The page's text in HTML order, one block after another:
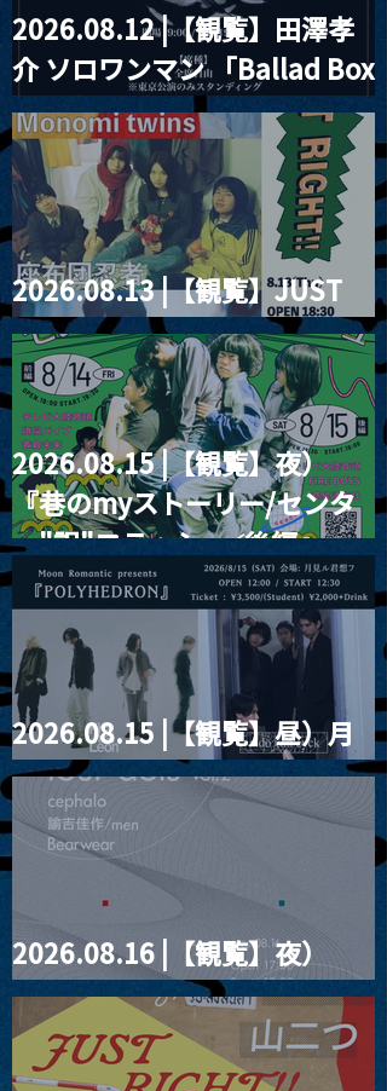
2026.08.12 |【観覧】田澤孝
介 ソロワンマン 「Ballad Box
2026」
2026.08.13 |【観覧】JUST
RIGHT!! vol.26
2026.08.15 |【観覧】夜）
『巷のmyストーリー/センタ
ー"訳"フラッシュ⚡️後編』
2026.08.15 |【観覧】昼）月
見ルpre.『POLYHEDRON』
2026.08.16 |【観覧】夜）
four dots vol.2